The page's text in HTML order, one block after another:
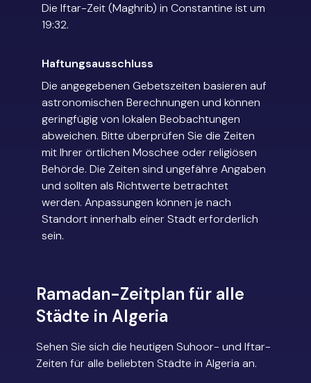
Die Iftar-Zeit (Maghrib) in Constantine ist um
19:32.
Haftungsausschluss
Die angegebenen Gebetszeiten basieren auf
astronomischen Berechnungen und können
geringfügig von lokalen Beobachtungen
abweichen. Bitte überprüfen Sie die Zeiten
mit Ihrer örtlichen Moschee oder religiösen
Behörde. Die Zeiten sind ungefähre Angaben
und sollten als Richtwerte betrachtet
werden. Anpassungen können je nach
Standort innerhalb einer Stadt erforderlich
sein.
Ramadan-Zeitplan für alle
Städte in Algeria
Sehen Sie sich die heutigen Suhoor- und Iftar-
Zeiten für alle beliebten Städte in Algeria an.